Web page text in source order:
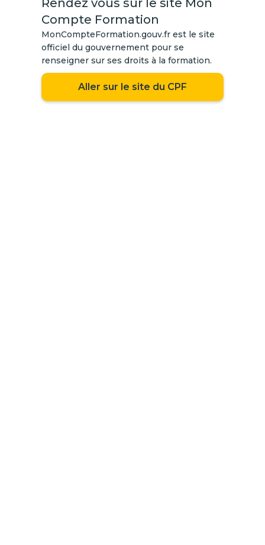
Rendez vous sur le site Mon
Compte Formation
MonCompteFormation.gouv.fr est le site
officiel du gouvernement pour se
renseigner sur ses droits à la formation.
Aller sur le site du CPF